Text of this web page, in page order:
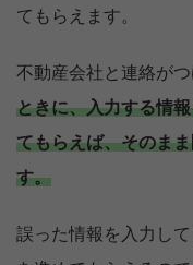
てもらえます。
不動産会社と連絡がつ
ときに、入力する情
てもらえば、そのま
す。
誤った情報を入力し